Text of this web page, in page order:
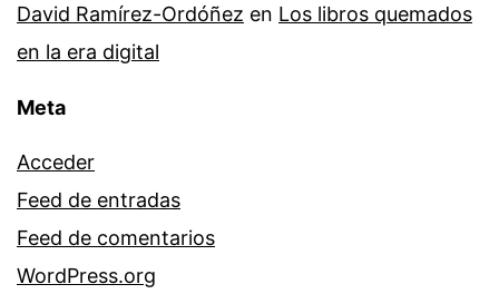
David Ramírez-Ordóñez en Los libros quemados
en la era digital
Meta
Acceder
Feed de entradas
Feed de comentarios
WordPress.org